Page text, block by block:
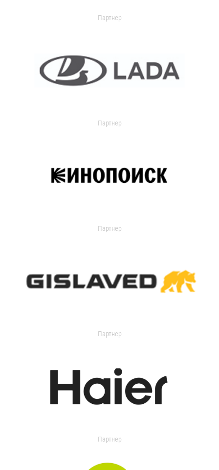
Партнер
Партнер
Партнер
Партнер
Партнер